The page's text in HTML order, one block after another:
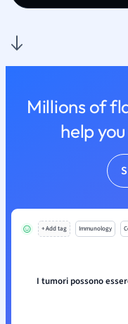
Millions of
help
+ Add tag Immunology
I tumori possono